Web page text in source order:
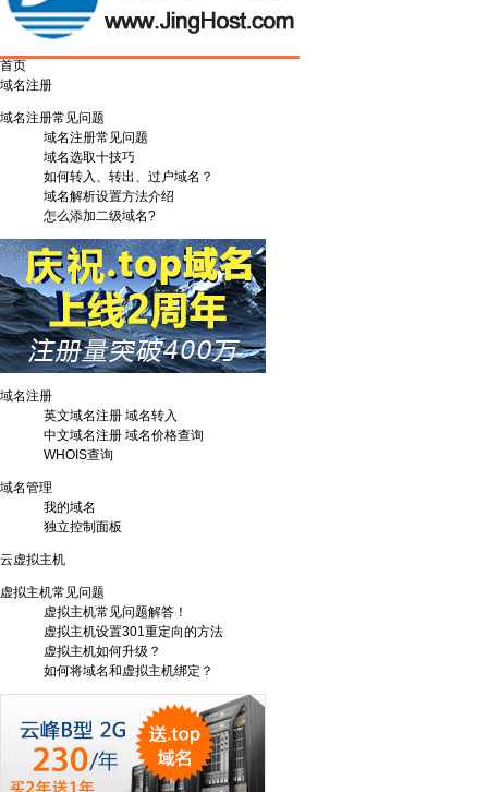
首页
域名注册
域名注册常见问题
域名注册常见问题
域名选取十技巧
如何转入、转出、过户域名？
域名解析设置方法介绍
怎么添加二级域名?
域名注册
英文域名注册 域名转入
中文域名注册 域名价格查询
WHOIS查询
域名管理
我的域名
独立控制面板
云虚拟主机
虚拟主机常见问题
虚拟主机常见问题解答！
虚拟主机设置301重定向的方法
虚拟主机如何升级？
如何将域名和虚拟主机绑定？